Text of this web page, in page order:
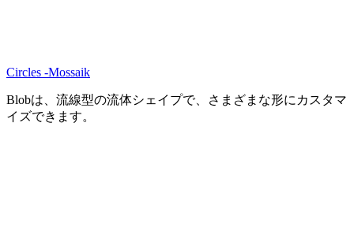
Circles -Mossaik
Blobは、流線型の流体シェイプで、さまざまな形にカスタマ
イズできます。